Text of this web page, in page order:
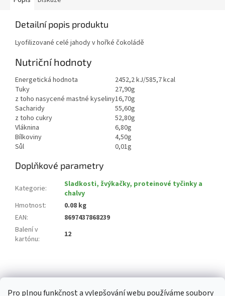
Pro plnou funkčnost a vylepšování webu používáme soubory
Detailní popis produktu
Lyofilizované celé jahody v hořké čokoládě
Nutriční hodnoty
Energetická hodnota
2452,2 kJ/585,7 kcal
Tuky
27,90g
z toho nasycené mastné kyseliny16,70g
Sacharidy
55,60g
z toho cukry
52,80g
Vláknina
6,80g
Bílkoviny
4,50g
Sůl
0,01g
Doplňkové parametry
Kategorie:
Sladkosti, žvýkačky, proteinové tyčinky a
chalvy
Hmotnost:
0.08 kg
EAN:
8697437868239
Balení v
kartónu: 12
á